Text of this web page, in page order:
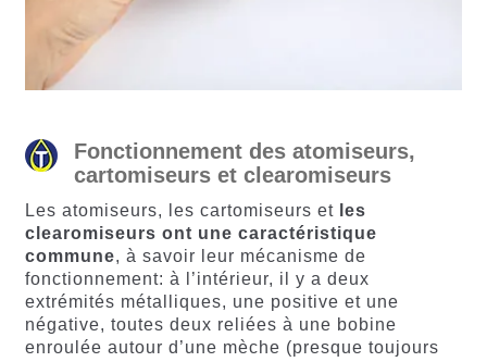
Fonctionnement des atomiseurs,
cartomiseurs et clearomiseurs
Les atomiseurs, les cartomiseurs et les
clearomiseurs ont une caractéristique
commune, à savoir leur mécanisme de
fonctionnement: à l’intérieur, il y a deux
extrémités métalliques, une positive et une
négative, toutes deux reliées à une bobine
enroulée autour d’une mèche (presque toujours